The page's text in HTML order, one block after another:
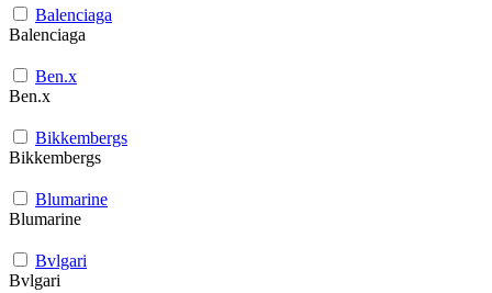
Balenciaga
Balenciaga
Ben.x
Ben.x
Bikkembergs
Bikkembergs
Blumarine
Blumarine
Bvlgari
Bvlgari